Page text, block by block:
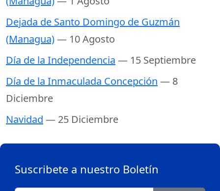
Dejada de Santo Domingo de Guzmán
(Managua)— 10 Agosto
Día de la Independencia — 15 Septiembre
Día de la Inmaculada Concepción — 8
Diciembre
Navidad — 25 Diciembre
Suscribete a nuestro Boletín